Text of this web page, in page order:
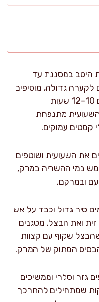
היטב במסננת עד
לקערה גדולה, מוסיפים
2,000 מ"ל מים קרים ומשרים 10–12 שעות
מתנפחת
קמטים עמוקים.
את השעועית ושוטפים
במי ההשריה במרק,
ובמרקם.
סיר גדול וכבד על אש
30 מ"ל שמן זית ואת הבצל. מטגנים
שהבצל שקוף עם קצוות
המתוק של המרק.
גזר וסלרי וממשיכים
ירקות שמתחילים להתרכך